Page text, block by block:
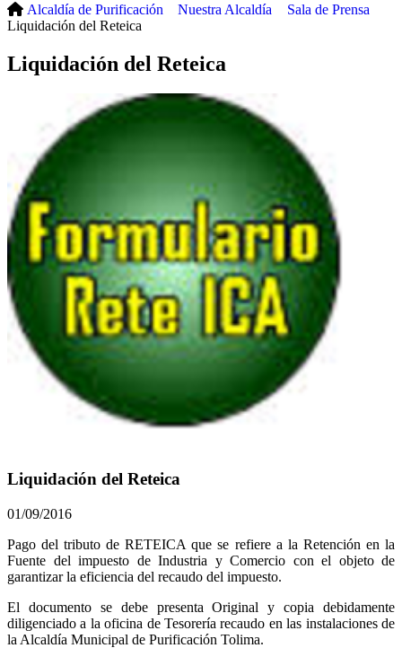
Alcaldía de Purificación Nuestra Alcaldía
Sala de Prensa
Liquidación del Reteica
Liquidación del Reteica
Liquidación del Reteica
01/09/2016
​​Pago del tributo de RETEICA que se refiere a la Retención en la
Fuente del impuesto de Industria y Comercio con el objeto de
garantizar la eficiencia del recaudo del impuesto.
El documento se debe presenta Original y copia debidamente
diligenciado a la oficina de Tesorería recaudo en las instalaciones de
la Alcaldía Municipal de Purificación Tolima.